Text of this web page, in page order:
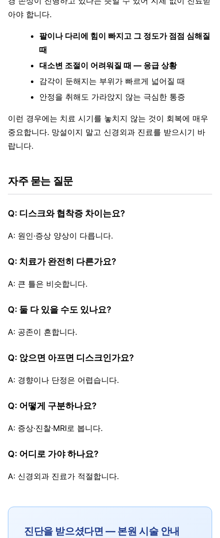
아야 합니다.
팔이나 다리에 힘이 빠지고 그 정도가 점점 심해질
때
대소변 조절이 어려워질 때 — 응급 상황
감각이 둔해지는 부위가 빠르게 넓어질 때
안정을 취해도 가라앉지 않는 극심한 통증
이런 경우에는 치료 시기를 놓치지 않는 것이 회복에 매우
중요합니다. 망설이지 말고 신경외과 진료를 받으시기 바
랍니다.
자주 묻는 질문
Q: 디스크와 협착증 차이는요?
A: 원인·증상 양상이 다릅니다.
Q: 치료가 완전히 다른가요?
A: 큰 틀은 비슷합니다.
Q: 둘 다 있을 수도 있나요?
A: 공존이 흔합니다.
Q: 앉으면 아프면 디스크인가요?
A: 경향이나 단정은 어렵습니다.
Q: 어떻게 구분하나요?
A: 증상·진찰·MRI로 봅니다.
Q: 어디로 가야 하나요?
A: 신경외과 진료가 적절합니다.
진단을 받으셨다면 — 본원 시술 안내